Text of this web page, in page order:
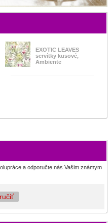
EXOTIC LEAVES
servítky kusové,
Ambiente
a odporučte nás Vašim známym